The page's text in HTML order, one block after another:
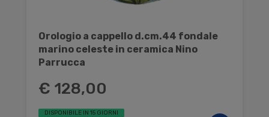
Orologio a cappello d.cm.44 fondale
marino celeste in ceramica Nino
Parrucca
€ 128,00
DISPONIBILE IN 15 GIORNI